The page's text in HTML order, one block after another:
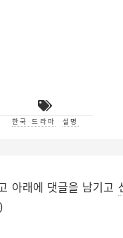
한국 드라마 설명
아래에 댓글을 남기고